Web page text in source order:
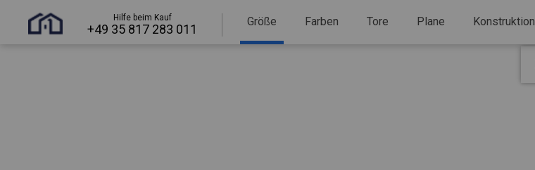
Hilfe beim Kauf
+49 35 817 283 011
Größe Farben Tore Plane Konstruktion